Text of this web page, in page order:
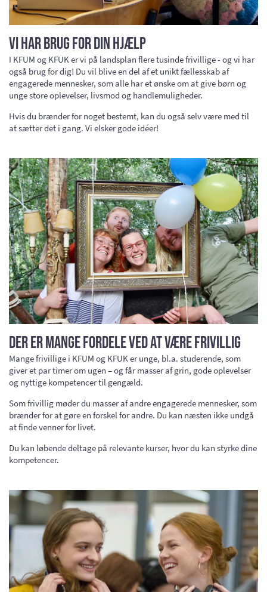
Vi har brug for din hjælp
I KFUM og KFUK er vi på landsplan flere tusinde frivillige - og vi har
også brug for dig! Du vil blive en del af et unikt fællesskab af
engagerede mennesker, som alle har et ønske om at give børn og
unge store oplevelser, livsmod og handlemuligheder.
Hvis du brænder for noget bestemt, kan du også selv være med til
at sætter det i gang. Vi elsker gode idéer!
Der er mange fordele ved at være frivillig
Mange frivillige i KFUM og KFUK er unge, bl.a. studerende, som
giver et par timer om ugen – og får masser af grin, gode oplevelser
og nyttige kompetencer til gengæld.
Som frivillig møder du masser af andre engagerede mennesker, som
brænder for at gøre en forskel for andre. Du kan næsten ikke undgå
at finde venner for livet.
Du kan løbende deltage på relevante kurser, hvor du kan styrke dine
kompetencer.